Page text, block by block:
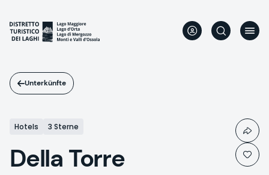
Inhalt
Unterkünfte
Hotels 3 Sterne
Della Torre